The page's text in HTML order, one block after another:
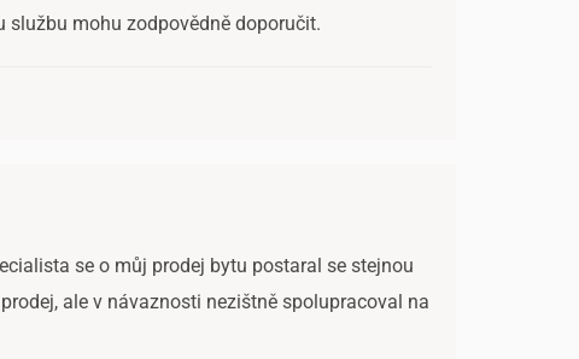
službu mohu zodpovědně doporučit.
se o můj prodej bytu postaral se stejnou
ale v návaznosti nezištně spolupracoval na